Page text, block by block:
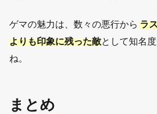
ゲマの魅力は、数々の悪行から ラ
よりも印象に残った敵として知名
ね。
まとめ